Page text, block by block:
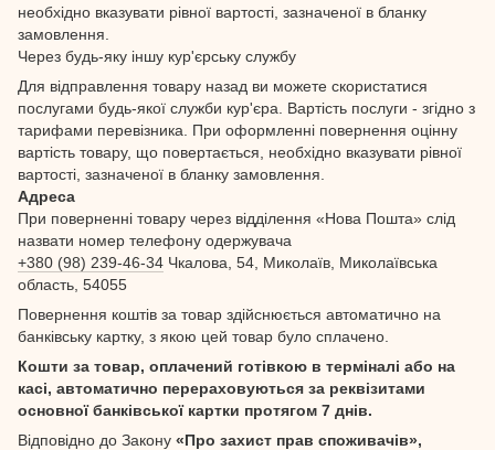
необхідно вказувати рівної вартості, зазначеної в бланку
замовлення.
Через будь-яку іншу кур'єрську службу
Для відправлення товару назад ви можете скористатися
послугами будь-якої служби кур'єра. Вартість послуги - згідно з
тарифами перевізника. При оформленні повернення оцінну
вартість товару, що повертається, необхідно вказувати рівної
вартості, зазначеної в бланку замовлення.
Адреса
При поверненні товару через відділення «Нова Пошта» слід
назвати номер телефону одержувача
+380 (98) 239-46-34 Чкалова, 54, Миколаїв, Миколаївська
область, 54055
Повернення коштів за товар здійснюється автоматично на
банківську картку, з якою цей товар було сплачено.
Кошти за товар, оплачений готівкою в терміналі або на
касі, автоматично перераховуються за реквізитами
основної банківської картки протягом 7 днів.
Відповідно до Закону «Про захист прав споживачів»,